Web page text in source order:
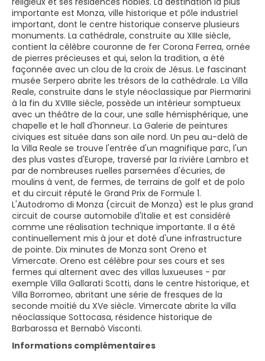
importante est Monza, ville historique et pôle industriel
important, dont le centre historique conserve plusieurs
monuments. La cathédrale, construite au XIIIe siècle,
contient la célèbre couronne de fer Corona Ferrea, ornée
de pierres précieuses et qui, selon la tradition, a été
façonnée avec un clou de la croix de Jésus. Le fascinant
musée Serpero abrite les trésors de la cathédrale. La Villa
Reale, construite dans le style néoclassique par Piermarini
à la fin du XVIIIe siècle, possède un intérieur somptueux
avec un théâtre de la cour, une salle hémisphérique, une
chapelle et le hall d'honneur. La Galerie de peintures
civiques est située dans son aile nord. Un peu au-delà de
la Villa Reale se trouve l'entrée d'un magnifique parc, l'un
des plus vastes d'Europe, traversé par la rivière Lambro et
par de nombreuses ruelles parsemées d'écuries, de
moulins à vent, de fermes, de terrains de golf et de polo
et du circuit réputé le Grand Prix de Formule 1.
L'Autodromo di Monza (circuit de Monza) est le plus grand
circuit de course automobile d'Italie et est considéré
comme une réalisation technique importante. Il a été
continuellement mis à jour et doté d'une infrastructure
de pointe. Dix minutes de Monza sont Oreno et
Vimercate. Oreno est célèbre pour ses cours et ses
fermes qui alternent avec des villas luxueuses - par
exemple Villa Gallarati Scotti, dans le centre historique, et
Villa Borromeo, abritant une série de fresques de la
seconde moitié du XVe siècle. Vimercate abrite la villa
néoclassique Sottocasa, résidence historique de
Barbarossa et Bernabò Visconti.
Informations complémentaires